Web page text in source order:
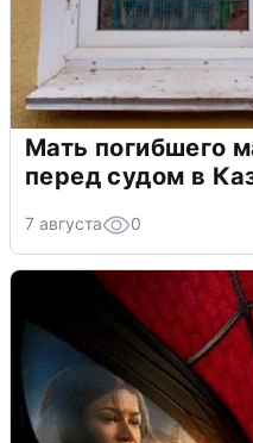
Мать погибшего
перед судом в
7 августа 0